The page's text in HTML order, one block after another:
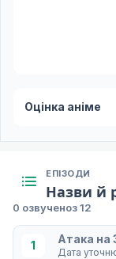
Оцінка аніме
ЕПІЗОДИ
Назви й
0 озвученоз 12
1 Атака на
Дата